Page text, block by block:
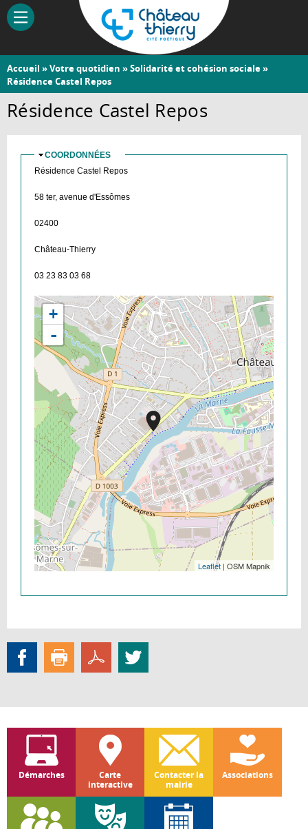
Aller
contenu
Château-
Thierry
Vous
êtes
ici
Accueil »Votre quotidien »Solidarité et cohésion sociale»
Résidence Castel Repos
Résidence Castel Repos
MASQUER
COORDONNÉES
Résidence Castel Repos
58 ter, avenue d'Essômes
02400
Château-Thierry
03 23 83 03 68
+
-
Leaflet| OSM Mapnik
Démarches
Carte
interactive
Contacter la
mairie
Associations